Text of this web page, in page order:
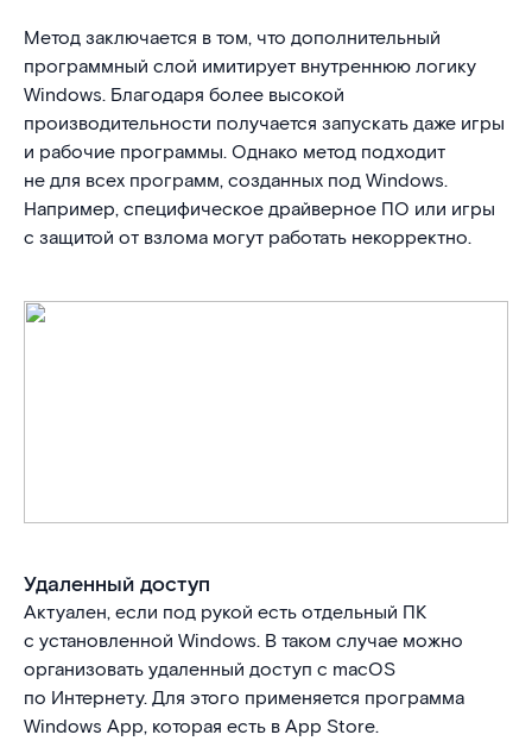
Метод заключается в том, что дополнительный
программный слой имитирует внутреннюю логику
Windows. Благодаря более высокой
производительности получается запускать даже игры
и рабочие программы. Однако метод подходит
не для всех программ, созданных под Windows.
Например, специфическое драйверное ПО или игры
с защитой от взлома могут работать некорректно.
Удаленный доступ
Актуален, если под рукой есть отдельный ПК
с установленной Windows. В таком случае можно
организовать удаленный доступ с macOS
по Интернету. Для этого применяется программа
Windows App, которая есть в App Store.